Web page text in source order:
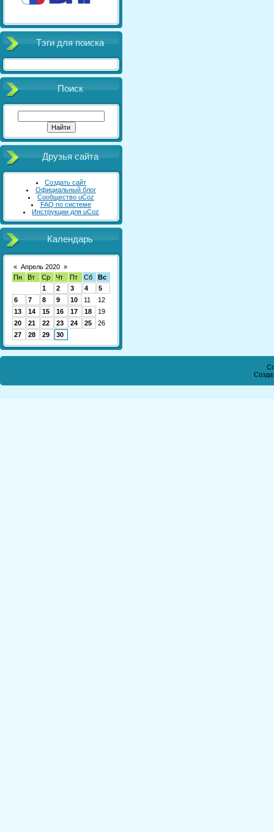
Тэги для поиска
Поиск
Друзья сайта
Создать сайт
Официальный блог
Сообщество uCoz
FAQ по системе
Инструкции для uCoz
Календарь
« Апрель 2020 »
Пн
Вт Ср Чт Пт Сб
Вс
1
2 3 4
5
6
7 8 9 10 11
12
13
14 15 16 17 18
19
20
21 22 23 24 25
26
27
28 29 30